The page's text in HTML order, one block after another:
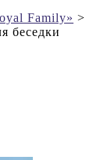
Family» >
беседки